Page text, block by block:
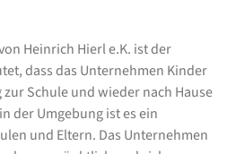
Heinrich Hierl e.K. ist der
dass das Unternehmen Kinder
Schule und wieder nach Hause
der Umgebung ist es ein
und Eltern. Das Unternehmen